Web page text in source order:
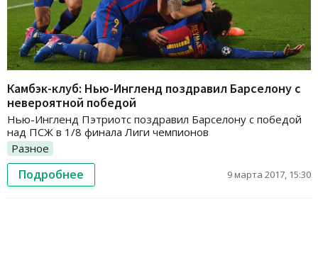
Камбэк-клуб: Нью-Ингленд поздравил Барселону с
невероятной победой
Нью-Ингленд Пэтриотс поздравил Барселону с победой
над ПСЖ в 1/8 финала Лиги чемпионов
Разное
Подробнее 9 марта 2017, 15:30